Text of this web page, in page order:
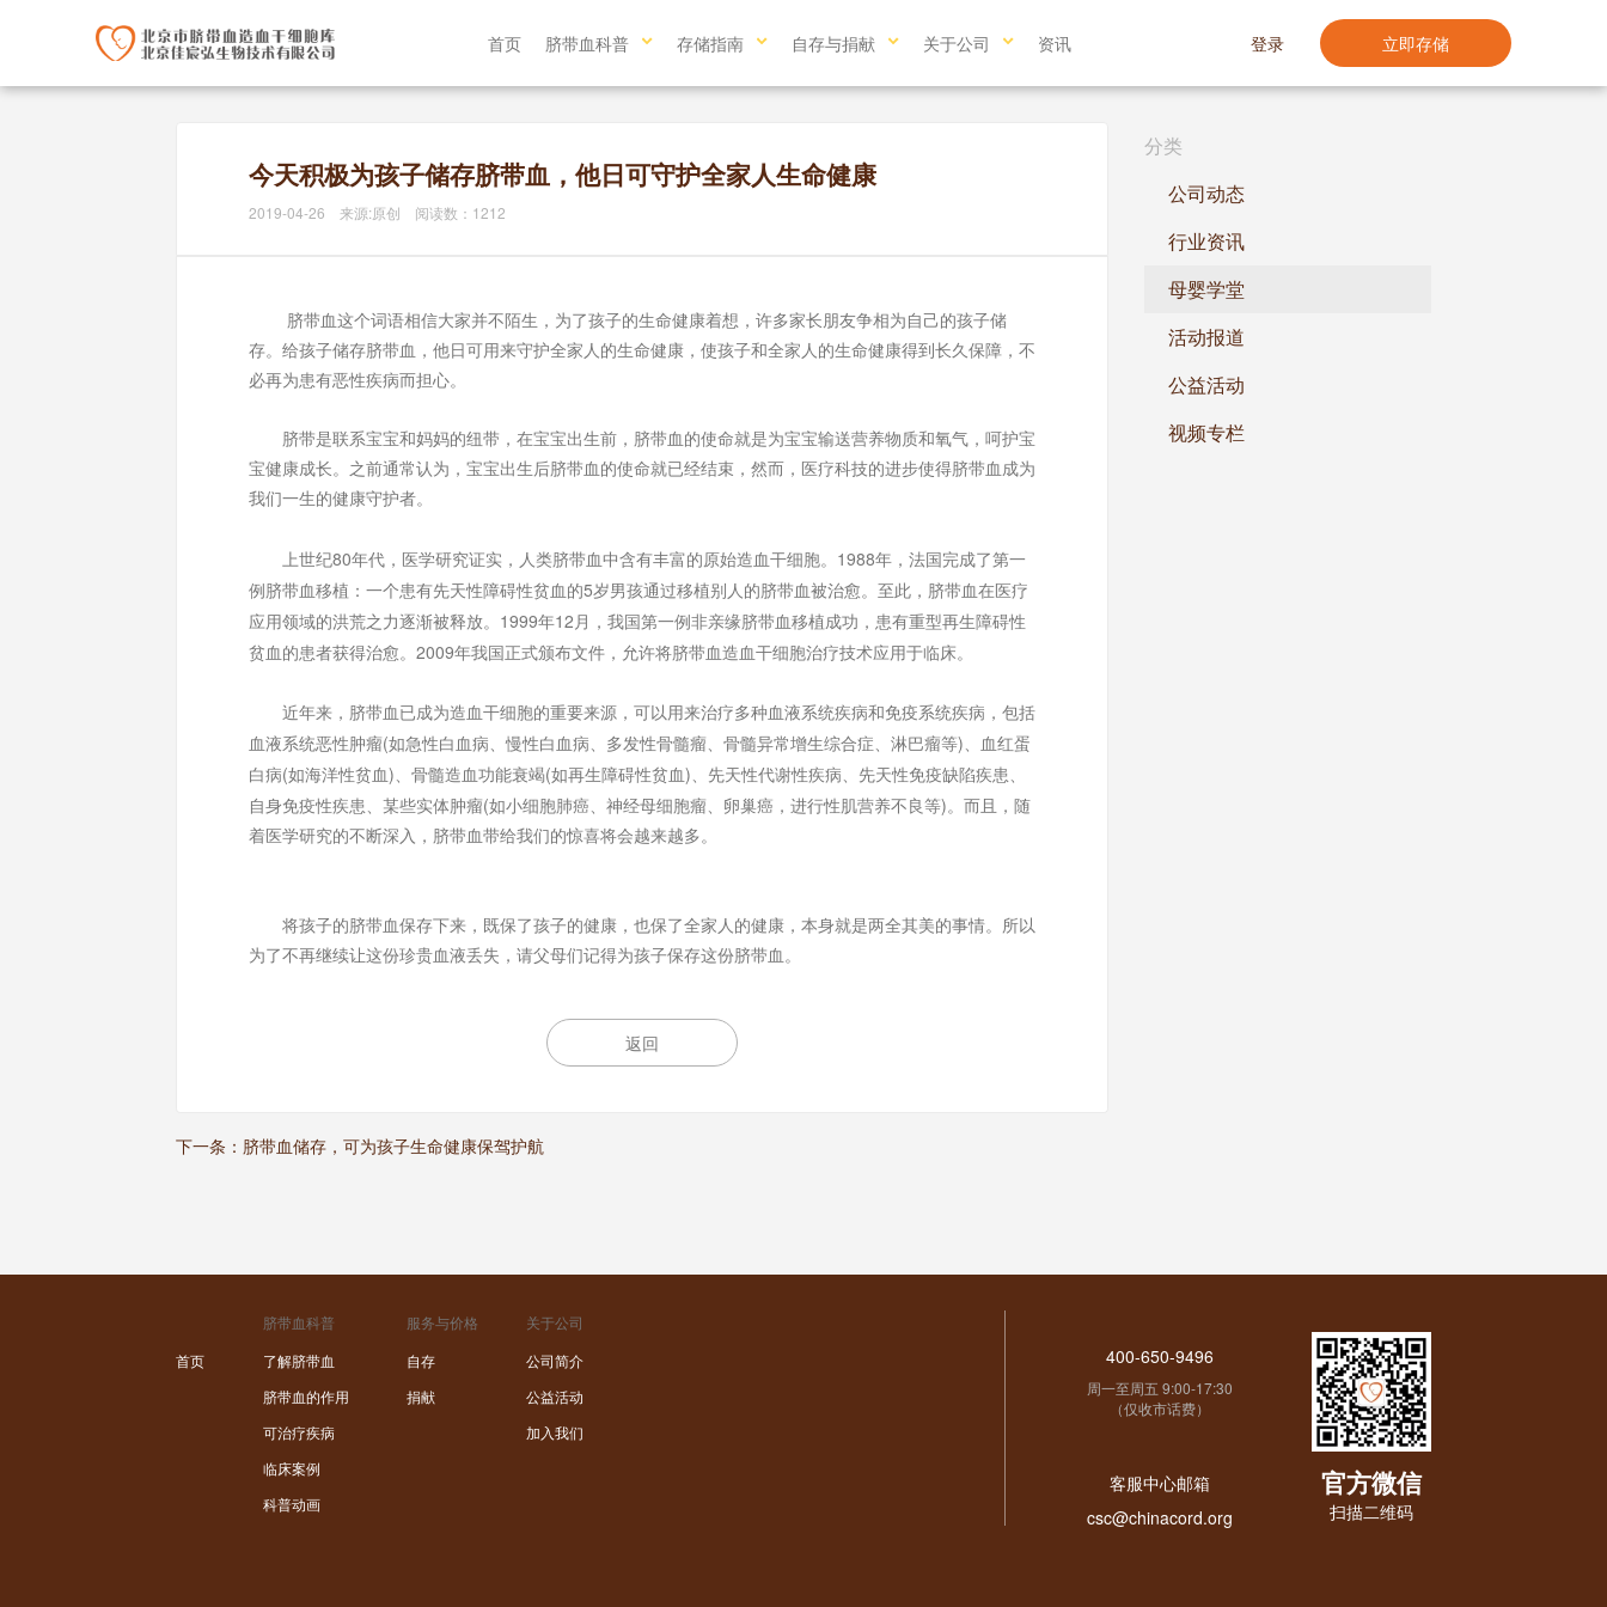
首页 脐带血科普 存储指南 自存与捐献 关于公司 资讯 立即存储
登录
今天积极为孩子储存脐带血，他日可守护全家人生命健康
2019-04-26 来源:原创 阅读数：1212
脐带血这个词语相信大家并不陌生，为了孩子的生命健康着想，许多家长朋友争相为自己的孩子储
存。给孩子储存脐带血，他日可用来守护全家人的生命健康，使孩子和全家人的生命健康得到长久保障，不
必再为患有恶性疾病而担心。
脐带是联系宝宝和妈妈的纽带，在宝宝出生前，脐带血的使命就是为宝宝输送营养物质和氧气，呵护宝
宝健康成长。之前通常认为，宝宝出生后脐带血的使命就已经结束，然而，医疗科技的进步使得脐带血成为
我们一生的健康守护者。
上世纪80年代，医学研究证实，人类脐带血中含有丰富的原始造血干细胞。 1988年，法国完成了第一
例脐带血移植：一个患有先天性障碍性贫血的5岁男孩通过移植别人的脐带血被治愈。至此，脐带血在医疗
应用领域的洪荒之力逐渐被释放。 1999年12 月，我国第一例非亲缘脐带血移植成功，患有重型再生障碍性
贫血的患者获得治愈。 2009年我国正式颁布文件，允许将脐带血造血干细胞治疗技术应用于临床。
近年来，脐带血已成为造血干细胞的重要来源，可以用来治疗多种血液系统疾病和免疫系统疾病，包括
血液系统恶性肿瘤(如急性白血病、慢性白血病、多发性骨髓瘤、骨髓异常增生综合症、淋巴瘤等) 、血红蛋
白病(如海洋性贫血) 、骨髓造血功能衰竭(如再生障碍性贫血) 、先天性代谢性疾病、先天性免疫缺陷疾患、
自身免疫性疾患、某些实体肿瘤(如小细胞肺癌、神经母细胞瘤、卵巢癌，进行性肌营养不良等)。而且，随
着医学研究的不断深入，脐带血带给我们的惊喜将会越来越多。
将孩子的脐带血保存下来，既保了孩子的健康，也保了全家人的健康，本身就是两全其美的事情。所以
为了不再继续让这份珍贵血液丢失，请父母们记得为孩子保存这份脐带血。
返回
下一条： 脐带血储存，可为孩子生命健康保驾护航
分类
公司动态
行业资讯
母婴学堂
活动报道
公益活动
视频专栏
首页
脐带血科普
了解脐带血
脐带血的作用
可治疗疾病
临床案例
科普动画
服务与价格
自存
捐献
关于公司
公司简介
公益活动
加入我们
官方微信
扫描二维码
400-650-9496
周一至周五 9:00-17:30
（仅收市话费）
客服中心邮箱
csc@chinacord.org